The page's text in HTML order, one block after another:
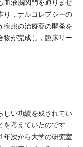
血液脳関門を通りませ
り，ナルコレプシーの
疾患の治療薬の開発を
物が完成し，臨床リー
い功績を残されてい
を考えていたのです
年次から大学の研究室